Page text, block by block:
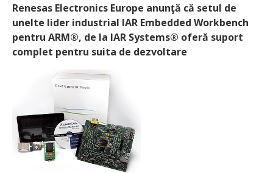
Renesas Electronics Europe anunţă că setul de
unelte lider industrial IAR Embedded Workbench
pentru ARM®, de la IAR Systems® oferă suport
complet pentru suita de dezvoltare